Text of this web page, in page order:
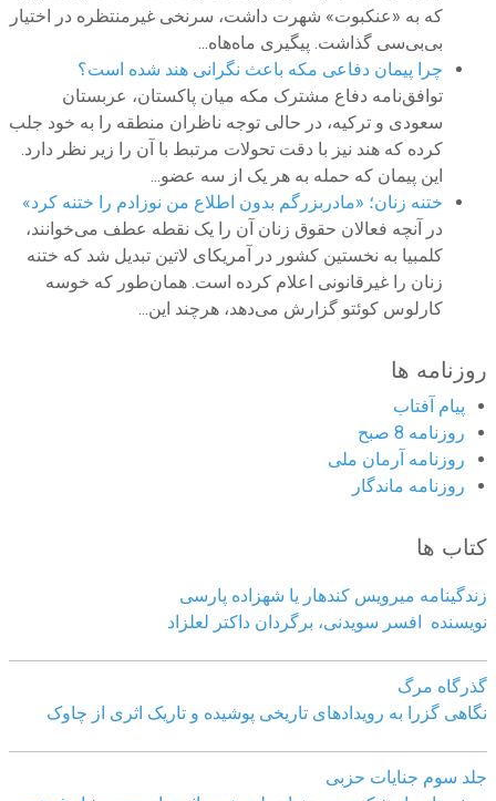
که به «عنکبوت» شهرت داشت، سرنخی غیرمنتظره در اختیار
بی‌بی‌سی گذاشت. پیگیری ماه‌هاه...
چرا پیمان دفاعی مکه باعث نگرانی هند شده است؟
توافق‌نامه دفاع مشترک مکه میان پاکستان، عربستان
سعودی و ترکیه، در حالی توجه ناظران منطقه را به خود جلب
کرده که هند نیز با دقت تحولات مرتبط با آن را زیر نظر دارد.
این پیمان که حمله به هر یک از سه عضو...
ختنه زنان؛ «مادربزرگم بدون اطلاع من نوزادم را ختنه کرد»
در آنچه فعالان حقوق زنان آن را یک نقطه عطف می‌خوانند،
کلمبیا به نخستین کشور در آمریکای لاتین تبدیل شد که ختنه
زنان را غیرقانونی اعلام کرده است. همان‌طور که خوسه
کارلوس کوئتو گزارش می‌دهد، هرچند این...
روزنامه ها
پیام آفتاب
روزنامه 8 صبح
روزنامه آرمان ملى
روزنامه ماندگار
کتاب ها
زندگینامه میرویس کندهار یا شهزاده پارسی
نویسنده افسر سویدنی، برگردان داکتر لعلزاد
گذرگاه مرگ
نگاهی گزرا به رویدادهای تاریخی پوشیده و تاریک اثری از چاوک
جلد سوم جنایات حزبی